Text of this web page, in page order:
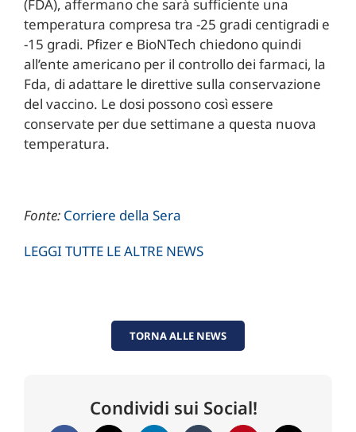
(FDA), affermano che sarà sufficiente una
temperatura compresa tra -25 gradi centigradi e
-15 gradi. Pfizer e BioNTech chiedono quindi
all’ente americano per il controllo dei farmaci, la
Fda, di adattare le direttive sulla conservazione
del vaccino. Le dosi possono così essere
conservate per due settimane a questa nuova
temperatura.
Fonte: Corriere della Sera
LEGGI TUTTE LE ALTRE NEWS
TORNA ALLE NEWS
Condividi sui Social!